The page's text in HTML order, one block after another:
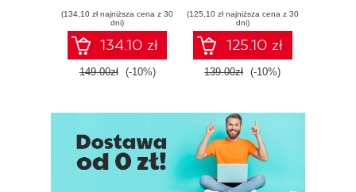
threat response -
Fourth Edition
(134,10 zł najniższa cena z 30
dni)
134.10 zł
149.00zł (-10%)
Tools, and
Microsoft Fabric -
Fourth Edition
(125,10 zł najniższa cena z 30
dni)
125.10 zł
139.00zł (-10%)